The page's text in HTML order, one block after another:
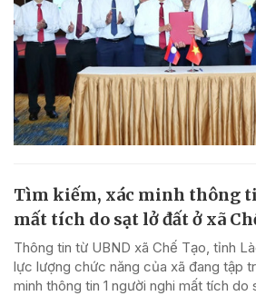
Tìm kiếm, xác minh thông
mất tích do sạt lở đất ở xã
Thông tin từ UBND xã Chế Tạo, tỉnh
lực lượng chức năng của xã đang tập
minh thông tin 1 người nghi mất tích do